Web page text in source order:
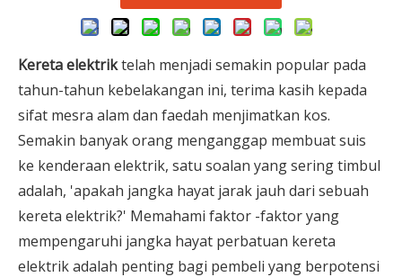
Kereta elektriktelah menjadi semakin popular pada
tahun-tahun kebelakangan ini, terima kasih kepada
sifat mesra alam dan faedah menjimatkan kos.
Semakin banyak orang menganggap membuat suis
ke kenderaan elektrik, satu soalan yang sering timbul
adalah, 'apakah jangka hayat jarak jauh dari sebuah
kereta elektrik?' Memahami faktor -faktor yang
mempengaruhi jangka hayat perbatuan kereta
elektrik adalah penting bagi pembeli yang berpotensi